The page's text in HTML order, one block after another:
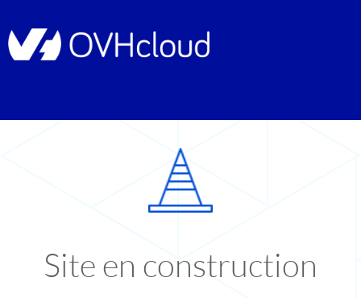
Site en construction